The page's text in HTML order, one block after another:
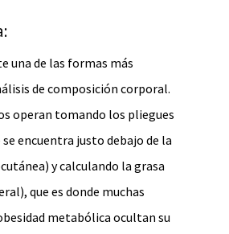
una de las formas más
de composición corporal.
operan tomando los pliegues
se encuentra justo debajo de la
y calculando la grasa
que es donde muchas
metabólica ocultan su